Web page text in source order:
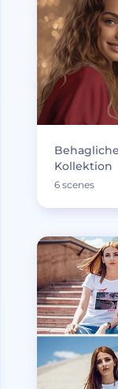
Kollektion
6 scenes